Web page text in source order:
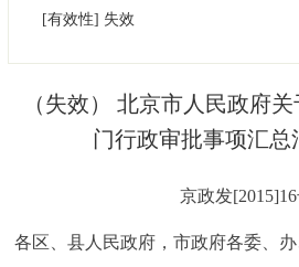
决策公开 专题公开
政务服务
[有效性] 失效
（失效） 北京市人民政府
门行政审批事项汇总
京政发
各区、县人民政府，市政府各委、办